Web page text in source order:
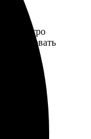
быстро
советовать